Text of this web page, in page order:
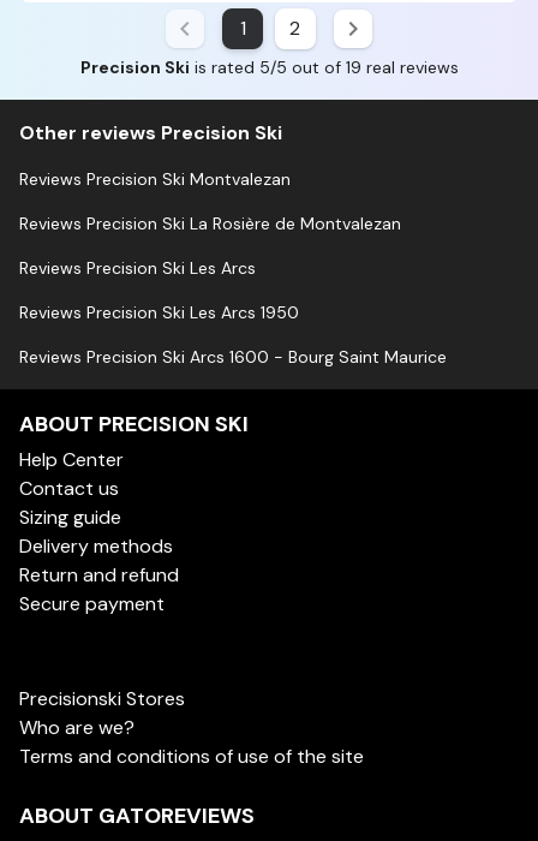
1 2
Precision Ski is rated 5/5 out of 19 real reviews
Other reviews Precision Ski
Reviews Precision Ski Montvalezan
Reviews Precision Ski La Rosière de Montvalezan
Reviews Precision Ski Les Arcs
Reviews Precision Ski Les Arcs 1950
Reviews Precision Ski Arcs 1600 - Bourg Saint Maurice
ABOUT PRECISION SKI
Help Center
Contact us
Sizing guide
Delivery methods
Return and refund
Secure payment
Precisionski Stores
Who are we?
Terms and conditions of use of the site
ABOUT GATOREVIEWS